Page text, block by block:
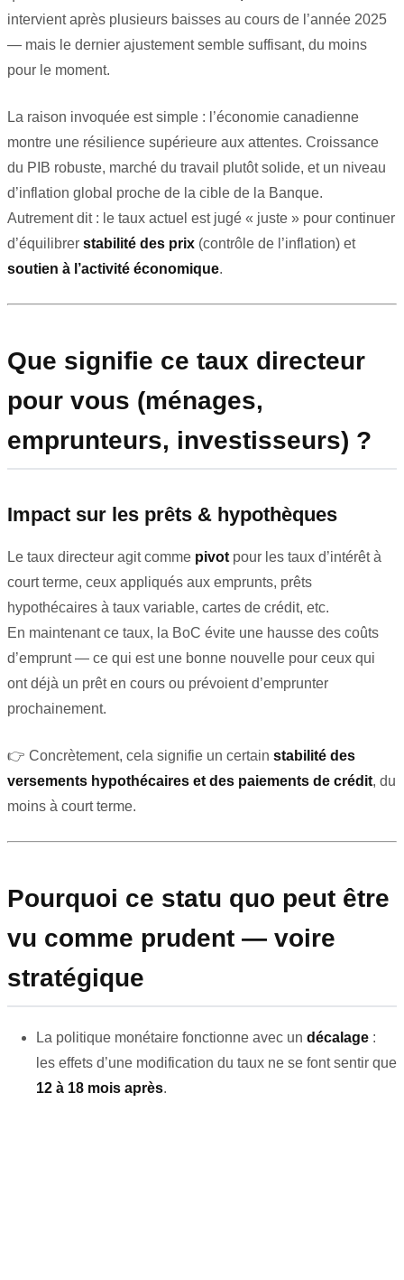
intervient après plusieurs baisses au cours de l’année 2025
— mais le dernier ajustement semble suffisant, du moins
pour le moment.
La raison invoquée est simple : l’économie canadienne
montre une résilience supérieure aux attentes. Croissance
du PIB robuste, marché du travail plutôt solide, et un niveau
d’inflation global proche de la cible de la Banque.
Autrement dit : le taux actuel est jugé « juste » pour continuer
d’équilibrer stabilité des prix (contrôle de l’inflation) et
soutien à l’activité économique.
Que signifie ce taux directeur
pour vous (ménages,
emprunteurs, investisseurs) ?
Impact sur les prêts & hypothèques
Le taux directeur agit comme pivot pour les taux d’intérêt à
court terme, ceux appliqués aux emprunts, prêts
hypothécaires à taux variable, cartes de crédit, etc.
En maintenant ce taux, la BoC évite une hausse des coûts
d’emprunt — ce qui est une bonne nouvelle pour ceux qui
ont déjà un prêt en cours ou prévoient d’emprunter
prochainement.
👉 Concrètement, cela signifie un certain stabilité des
versements hypothécaires et des paiements de crédit, du
moins à court terme.
Pourquoi ce statu quo peut être
vu comme prudent — voire
stratégique
La politique monétaire fonctionne avec un décalage :
les effets d’une modification du taux ne se font sentir que
12 à 18 mois après.